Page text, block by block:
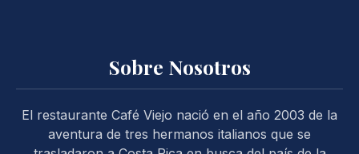
Sobre Nosotros
El restaurante Café Viejo nació en el año 2003 de la
aventura de tres hermanos italianos que se